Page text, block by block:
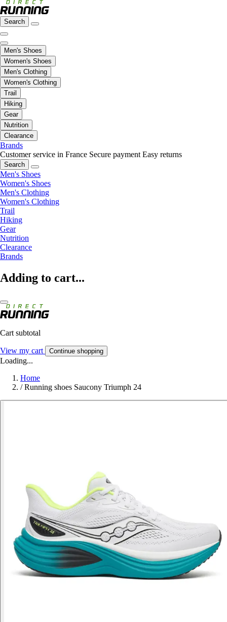
Search
Men's Shoes
Women's Shoes
Men's Clothing
Women's Clothing
Trail
Hiking
Gear
Nutrition
Clearance
Brands
Customer service in France Secure payment Easy returns
Search
Men's Shoes
Women's Shoes
Men's Clothing
Women's Clothing
Trail
Hiking
Gear
Nutrition
Clearance
Brands
Adding to cart...
Cart subtotal
View my cart Continue shopping
Loading...
Home
/ Running shoes Saucony Triumph 24